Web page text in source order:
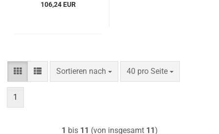
106,24 EUR
Sortieren nach
Sortieren nach 40 pro Seite
pro Seite
1
1 bis 11 (von insgesamt 11)